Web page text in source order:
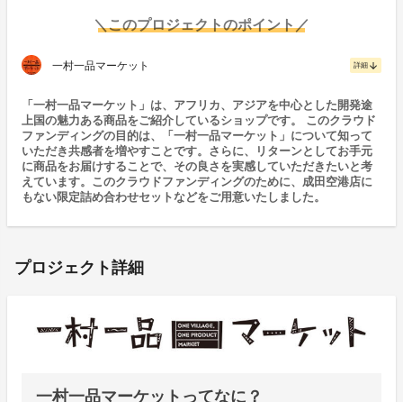
＼このプロジェクトのポイント／
一村一品マーケット 詳細 arrow_downward
「一村一品マーケット」は、アフリカ、アジアを中心とした開発途
上国の魅力ある商品をご紹介しているショップです。 このクラウド
ファンディングの⽬的は、「⼀村⼀品マーケット」について知って
いただき共感者を増やすことです。さらに、リターンとしてお⼿元
に商品をお届けすることで、その良さを実感していただきたいと考
えています。このクラウドファンディングのために、成⽥空港店に
もない限定詰め合わせセットなどをご⽤意いたしました。
プロジェクト詳細
一村一品マーケットってなに？